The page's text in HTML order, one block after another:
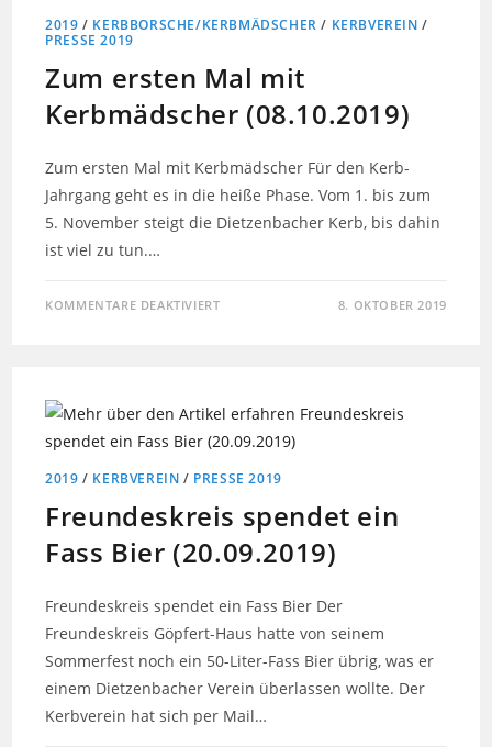
2019 / KERBBORSCHE/KERBMÄDSCHER / KERBVEREIN /
PRESSE 2019
Zum ersten Mal mit
Kerbmädscher (08.10.2019)
Zum ersten Mal mit Kerbmädscher Für den Kerb-
Jahrgang geht es in die heiße Phase. Vom 1. bis zum
5. November steigt die Dietzenbacher Kerb, bis dahin
ist viel zu tun.…
KOMMENTARE DEAKTIVIERT 8. OKTOBER 2019
2019 / KERBVEREIN / PRESSE 2019
Freundeskreis spendet ein
Fass Bier (20.09.2019)
Freundeskreis spendet ein Fass Bier Der
Freundeskreis Göpfert-Haus hatte von seinem
Sommerfest noch ein 50-Liter-Fass Bier übrig, was er
einem Dietzenbacher Verein überlassen wollte. Der
Kerbverein hat sich per Mail…